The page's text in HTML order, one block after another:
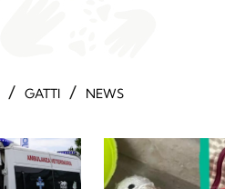
/ GATTI / NEWS